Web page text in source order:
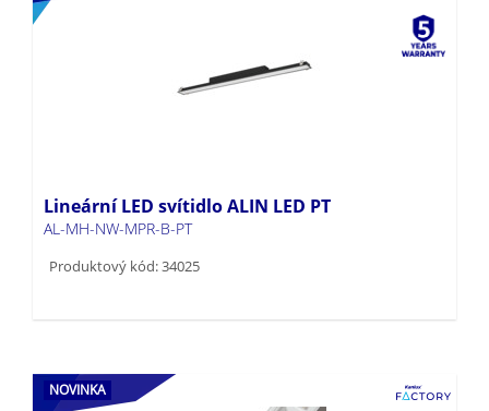
Lineární LED svítidlo ALIN LED PT
AL-MH-NW-MPR-B-PT
Produktový kód: 34025
NOVINKA